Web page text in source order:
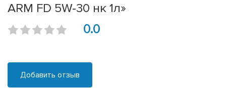
ARM FD 5W-30 нк 1л»
0.0
Добавить отзыв